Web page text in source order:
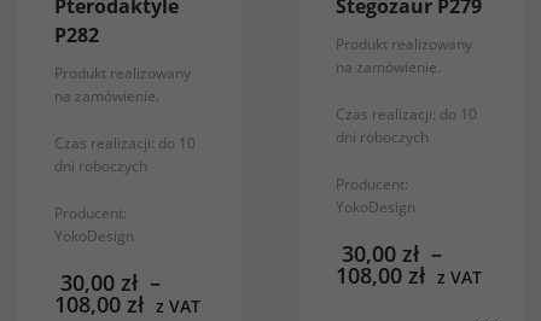
Pterodaktyle
P282
Produkt realizowany
na zamówienie.
Czas realizacji: do 10
dni roboczych
Producent:
YokoDesign
30,00 zł –
108,00 zł z VAT
Stegozaur P279
Produkt realizowany
na zamówienie.
Czas realizacji: do 10
dni roboczych
Producent:
YokoDesign
30,00 zł –
108,00 zł z VAT
odwiedzania naszej
strony, zwiększasz
szansę na
zobaczenie
spersonalizowanych